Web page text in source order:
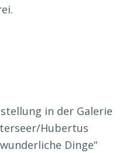
in der Galerie
Hubertus
Dinge“